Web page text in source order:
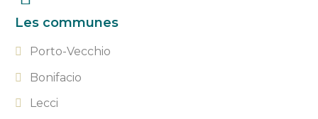
Les communes
Porto-Vecchio
Bonifacio
Lecci